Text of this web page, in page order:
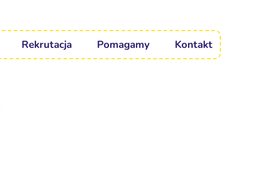
Rekrutacja Pomagamy Kontakt